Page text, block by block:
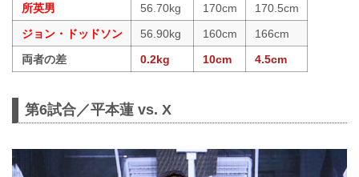
所英男
56.70kg 170cm
170.5cm
ジョン・ドッドソン
56.90kg 160cm
166cm
両者の差
0.2kg 10cm 4.5cm
第6試合／平本蓮 vs. X